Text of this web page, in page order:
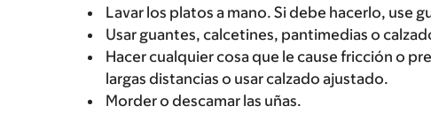
Lavar los platos a mano. Si debe hacerlo, use
Usar guantes, calcetines, pantimedias o
Hacer cualquier cosa que le cause fricción o
largas distancias o usar calzado ajustado.
Morder o descamar las uñas.